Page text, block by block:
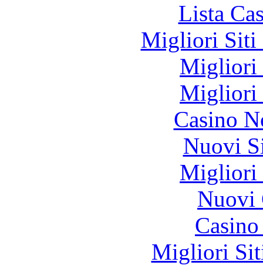
Lista
Migliori Siti
Migliori
Migliori
Casino
Nuovi
Migliori
Nuovi
Migliori